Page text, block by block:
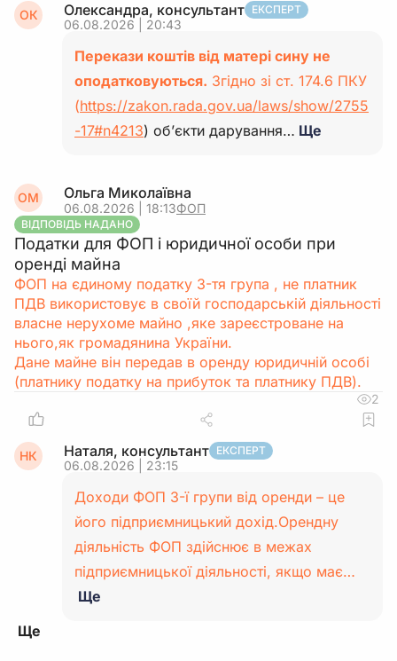
ОК Олександра, консультант ЕКСПЕРТ
06.08.2026 | 20:43
Перекази коштів від матері сину не
оподатковуються. Згідно зі ст. 174.6 ПКУ
(https://zakon.rada.gov.ua/laws/show/2755
-17#n4213) об’єкти дарування… Ще
ОМ Ольга Миколаївна
06.08.2026 | 18:13ФОП
ВІДПОВІДЬ НАДАНО
Податки для ФОП і юридичної особи при
оренді майна
ФОП на єдиному податку 3-тя група , не платник
ПДВ використовує в своїй господарській діяльності
власне нерухоме майно ,яке зареєстроване на
нього,як громадянина України.
Дане майне він передав в оренду юридичній особі
(платнику податку на прибуток та платнику ПДВ).
2
НК Наталя, консультант ЕКСПЕРТ
06.08.2026 | 23:15
Доходи ФОП 3-ї групи від оренди – це
його підприємницький дохід.Орендну
діяльність ФОП здійснює в межах
підприємницької діяльності, якщо має…
Ще